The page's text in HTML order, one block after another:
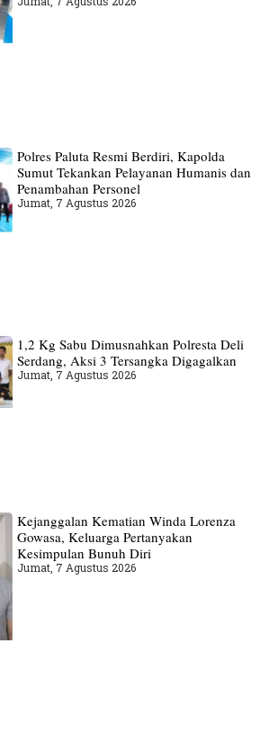
Polres Paluta Resmi Berdiri, Kapolda
Sumut Tekankan Pelayanan Humanis dan
Penambahan Personel
Jumat, 7 Agustus 2026
1,2 Kg Sabu Dimusnahkan Polresta Deli
Serdang, Aksi 3 Tersangka Digagalkan
Jumat, 7 Agustus 2026
Kejanggalan Kematian Winda Lorenza
Gowasa, Keluarga Pertanyakan
Kesimpulan Bunuh Diri
Jumat, 7 Agustus 2026